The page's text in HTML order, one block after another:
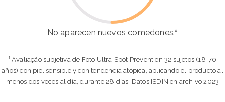
No aparecen nuevos comedones.²
¹ Avaliação subjetiva de Foto Ultra Spot Prevent en 32 sujetos (18-70
años) con piel sensible y con tendencia atópica, aplicando el producto al
menos dos veces al día, durante 28 días. Datos ISDIN en archivo 2023